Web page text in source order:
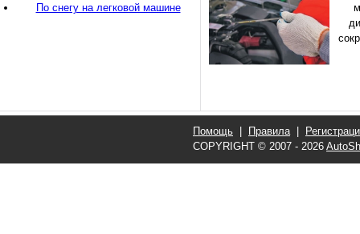
По снегу на легковой машине
Помощь Правила|
COPYRIGHT © 2007 - 2026